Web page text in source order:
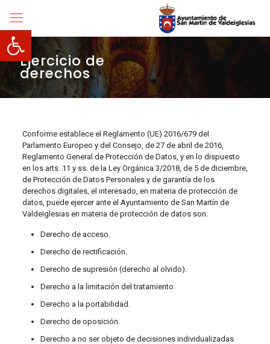
Abrir barra de herramientas
Ejercicio de
derechos
Conforme establece el Reglamento (UE) 2016/679 del
Parlamento Europeo y del Consejo, de 27 de abril de 2016,
Reglamento General de Protección de Datos, y en lo dispuesto
en los arts. 11 y ss. de la Ley Orgánica 3/2018, de 5 de diciembre,
de Protección de Datos Personales y de garantía de los
derechos digitales, el interesado, en materia de protección de
datos, puede ejercer ante el Ayuntamiento de San Martín de
Valdeiglesias en materia de protección de datos son:
Derecho de acceso.
Derecho de rectificación.
Derecho de supresión (derecho al olvido).
Derecho a la limitación del tratamiento.
Derecho a la portabilidad.
Derecho de oposición.
Derecho a no ser objeto de decisiones individualizadas